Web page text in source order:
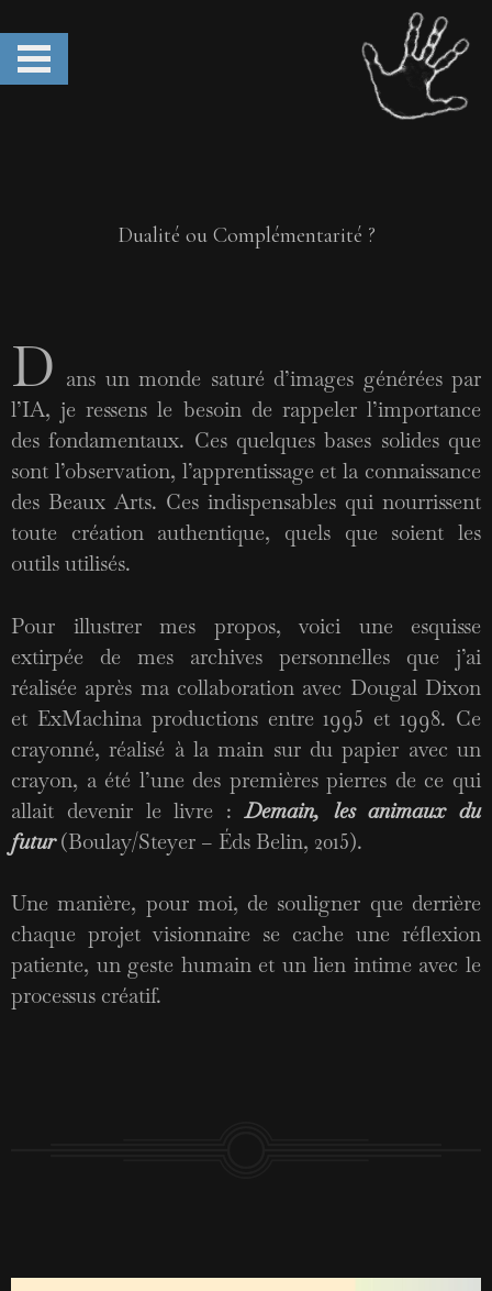
Dualité ou Complémentarité ?
D ans un monde saturé d’images générées par
l’IA, je ressens le besoin de rappeler l’importance
des fondamentaux. Ces quelques bases solides que
sont l’observation, l’apprentissage et la connaissance
des Beaux Arts. Ces indispensables qui nourrissent
toute création authentique, quels que soient les
outils utilisés.
Pour illustrer mes propos, voici une esquisse
extirpée de mes archives personnelles que j’ai
réalisée après ma collaboration avec Dougal Dixon
et ExMachina productions entre 1995 et 1998. Ce
crayonné, réalisé à la main sur du papier avec un
crayon, a été l’une des premières pierres de ce qui
allait devenir le livre : Demain, les animaux du
futur(Boulay/Steyer – Éds Belin, 2015).
Une manière, pour moi, de souligner que derrière
chaque projet visionnaire se cache une réflexion
patiente, un geste humain et un lien intime avec le
processus créatif.